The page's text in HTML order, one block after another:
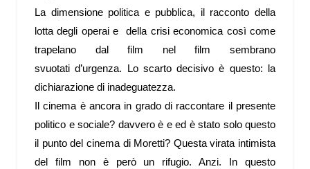
La dimensione politica e pubblica, il racconto della
lotta degli operai e della crisi economica così come
trapelano dal film nel film sembrano
svuotati d’urgenza. Lo scarto decisivo è questo: la
dichiarazione di inadeguatezza.
Il cinema è ancora in grado di raccontare il presente
politico e sociale? davvero è e ed è stato solo questo
il punto del cinema di Moretti? Questa virata intimista
del film non è però un rifugio. Anzi. In questo